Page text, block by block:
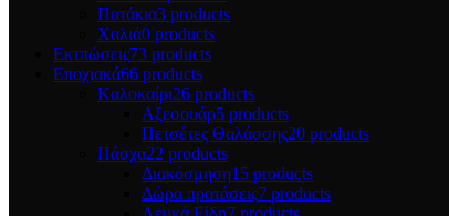
Πατάκια3 products
Χαλιά0 products
Εκτπώσεις73 products
Εποχιακά66 products
Kαλοκαίρι26 products
Αξεσουάρ5 products
Πετσέτες Θαλάσσης20 products
Πάσχα22 products
Διακόσμηση15 products
Δώρα προτάσεις7 products